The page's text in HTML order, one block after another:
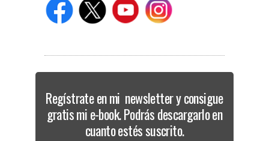
Regístrate en mi newsletter y consigue
gratis mi e-book. Podrás descargarlo en
cuanto estés suscrito.